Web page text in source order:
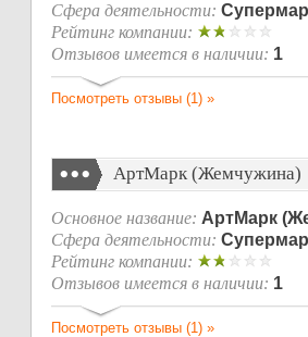
Сфера деятельности:
Рейтинг компании:
Отзывов имеется в наличии: 1
Посмотреть отзывы (1) »
АртМарк (Жемчужина)
Основное название: АртМарк
Сфера деятельности:
Рейтинг компании:
Отзывов имеется в наличии: 1
Посмотреть отзывы (1) »